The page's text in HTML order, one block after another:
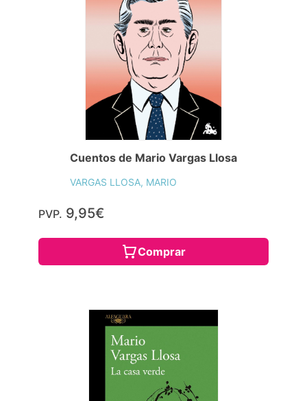
Cuentos de Mario Vargas Llosa
VARGAS LLOSA, MARIO
PVP. 9,95€
Comprar